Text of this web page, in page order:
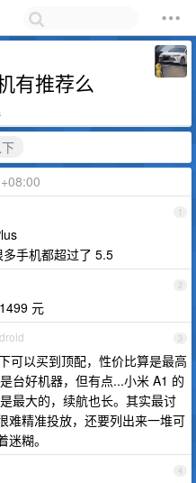
有推荐么
1
手机都超过了 5.5
2
元
3
可以买到顶配，性价比算是最高
台好机器，但有点...小米 A1 的
最大的，续航也长。其实最讨
难精准投放，还要列出来一堆可
糊。
4